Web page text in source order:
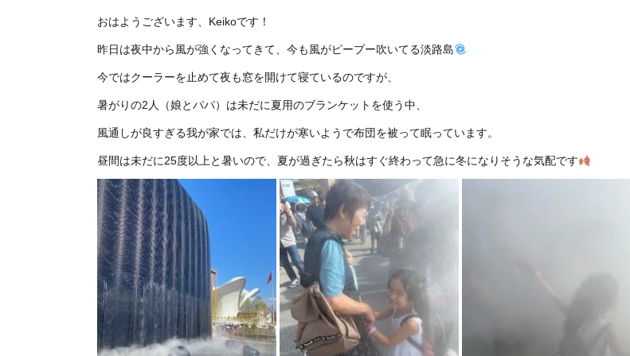
おはようございます、Keikoです！
昨日は夜中から風が強くなってきて、今も風がピープー吹いてる淡路島
今ではクーラーを止めて夜も窓を開けて寝ているのですが、
暑がりの2人（娘とパパ）は未だに夏用のブランケットを使う中、
風通しが良すぎる我が家では、私だけが寒いようで布団を被って眠っています。
昼間は未だに25度以上と暑いので、夏が過ぎたら秋はすぐ終わって急に冬になりそうな気配です